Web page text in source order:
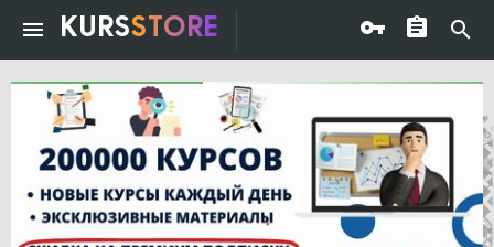
KURSSTORE